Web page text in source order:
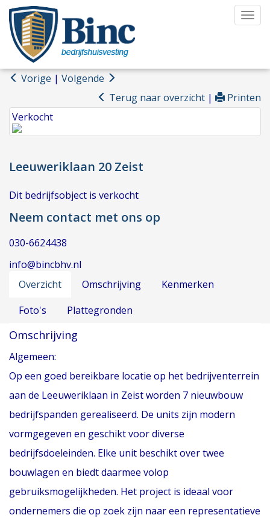
Vorige | Volgende
Terug naar overzicht |
Printen
Verkocht
Leeuweriklaan 20 Zeist
Dit bedrijfsobject is verkocht
Neem contact met ons op
030-6624438
info@bincbhv.nl
Overzicht
Omschrijving
Kenmerken
Foto's
Plattegronden
Omschrijving
Algemeen:
Op een goed bereikbare locatie op het bedrijventerrein
aan de Leeuweriklaan in Zeist worden 7 nieuwbouw
bedrijfspanden gerealiseerd. De units zijn modern
vormgegeven en geschikt voor diverse
bedrijfsdoeleinden. Elke unit beschikt over twee
bouwlagen en biedt daarmee volop
gebruiksmogelijkheden. Het project is ideaal voor
ondernemers die op zoek zijn naar een representatieve